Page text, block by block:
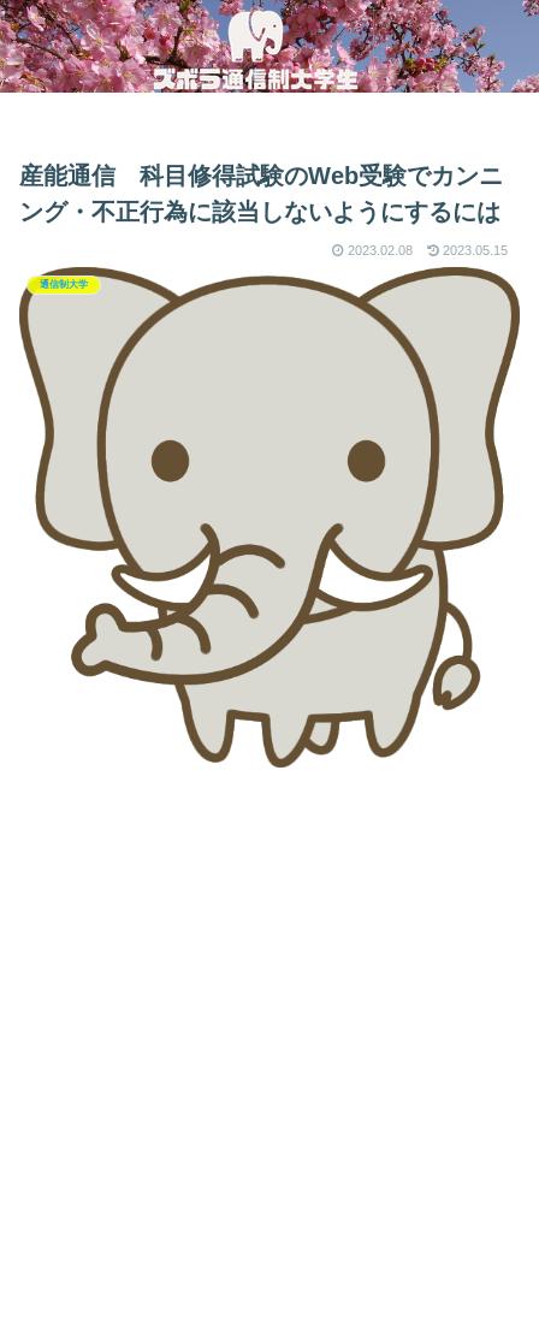
産能通信 科目修得試験のWeb受験でカンニ
ング・不正行為に該当しないようにするには
2023.02.08 2023.05.15
通信制大学